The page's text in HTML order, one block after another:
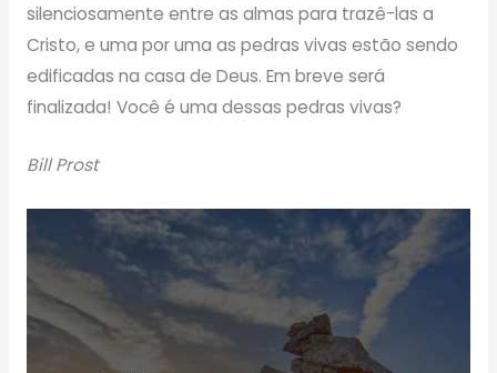
silenciosamente entre as almas para trazê-las a
Cristo, e uma por uma as pedras vivas estão sendo
edificadas na casa de Deus. Em breve será
finalizada! Você é uma dessas pedras vivas?
Bill Prost